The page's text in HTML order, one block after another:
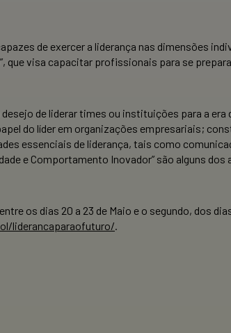
de exercer a liderança nas dimensões
que visa capacitar profissionais para se
de liderar times ou instituições para a
do líder em organizações empresariais;
essenciais de liderança, tais como
e Comportamento Inovador” são alguns
os dias 20 a 23 de Maio e o segundo, dos
liderancaparaofuturo/.